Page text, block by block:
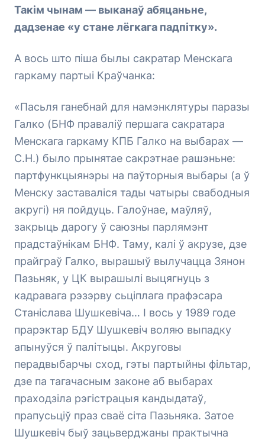
Такім чынам — выканаў абяцаньне,
дадзенае «у стане лёгкага падпітку».
А вось што піша былы сакратар Менскага
гаркаму партыі Краўчанка:
«Пасьля ганебнай для намэнклятуры паразы
Галко (БНФ праваліў першага сакратара
Менскага гаркаму КПБ Галко на выбарах —
С.Н.) было прынятае сакрэтнае рашэньне:
партфункцыянэры на паўторныя выбары (а ў
Менску заставаліся тады чатыры свабодныя
акругі) ня пойдуць. Галоўнае, маўляў,
закрыць дарогу ў саюзны парлямэнт
прадстаўнікам БНФ. Таму, калі ў акрузе, дзе
прайграў Галко, вырашыў вылучацца Зянон
Пазьняк, у ЦК вырашылі выцягнуць з
кадравага рэзэрву сьціплага прафэсара
Станіслава Шушкевіча… І вось у 1989 годе
прарэктар БДУ Шушкевіч воляю выпадку
апынуўся ў палітыцы. Акруговы
перадвыбарчы сход, гэты партыйны фільтар,
дзе па тагачасным законе аб выбарах
праходзіла рэгістрацыя кандыдатаў,
прапусьціў праз сваё сіта Пазьняка. Затое
Шушкевіч быў зацьверджаны практычна